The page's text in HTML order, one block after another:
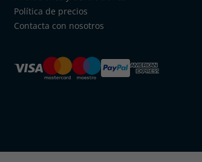
Política de precios
Contacta con nosotros